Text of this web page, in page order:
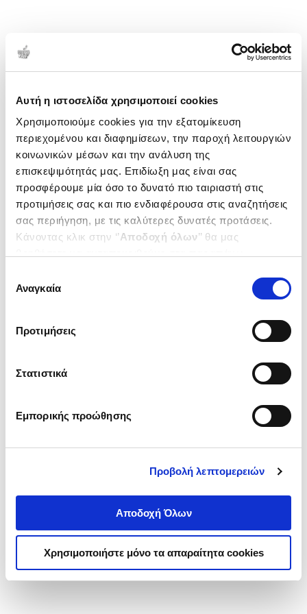
Αυτή η ιστοσελίδα χρησιμοποιεί cookies
Χρησιμοποιούμε cookies για την εξατομίκευση
περιεχομένου και διαφημίσεων, την παροχή λειτουργιών
κοινωνικών μέσων και την ανάλυση της
επισκεψιμότητάς μας. Επιδίωξη μας είναι σας
προσφέρουμε μία όσο το δυνατό πιο ταιριαστή στις
προτιμήσεις σας και πιο ενδιαφέρουσα στις αναζητήσεις
σας περιήγηση, με τις καλύτερες δυνατές προτάσεις.
Κάνοντας κλικ στην ‘’Αποδοχή όλων’’ θα μας
ενδιαφέρουν και να επιλέξετε από τα παρακάτω με την
΄΄και να ενημερωθείτε σχετικά με
συγκατάθεσης
Αναγκαία
Προτιμήσεις
Στατιστικά
Εμπορικής προώθησης
Προβολή λεπτομερειών
Αποδοχή Όλων
Χρησιμοποιήστε μόνο τα απαραίτητα cookies